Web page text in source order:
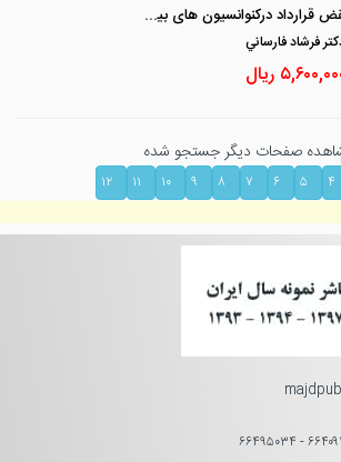
ضمانت اجراهای نقض قرارداد درکنوانسیون های بیع بین المللی کالا و حقوق ایران
فرشاد فارساني
ریال
صفحات دیگر جستجو شده
۴ ۵ ۶ ۷ ۸ ۹ ۱۰ ۱۱ ۱۲